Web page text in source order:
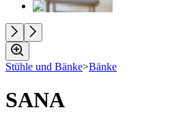
Stühle und Bänke>Bänke
SANA